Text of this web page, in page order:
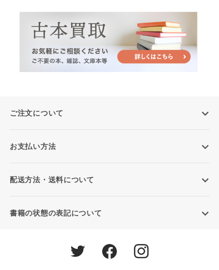
ご注文について
お支払い方法
配送方法・送料について
書籍の状態の表記について